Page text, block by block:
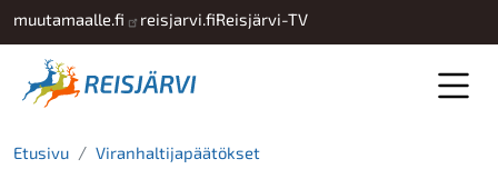
Hyppää pääsisältöön
muutamaalle.fi reisjarvi.fiReisjärvi-TV
Etusivu Viranhaltijapäätökset